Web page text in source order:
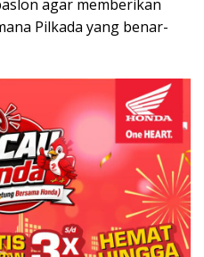
agar memberikan
Pilkada yang benar-